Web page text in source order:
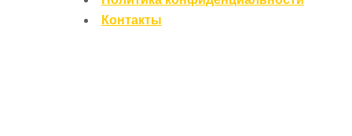
Контакты